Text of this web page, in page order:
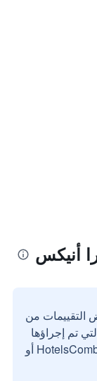
أنيكس
التقييمات من
تم إجراؤها
بواسطة مستخدمين حقيقيين مع HotelsCombined أو